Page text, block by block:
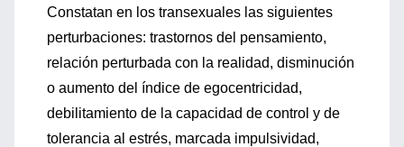
Constatan en los transexuales las siguientes
perturbaciones: trastornos del pensamiento,
relación perturbada con la realidad, disminución
o aumento del índice de egocentricidad,
debilitamiento de la capacidad de control y de
tolerancia al estrés, marcada impulsividad,